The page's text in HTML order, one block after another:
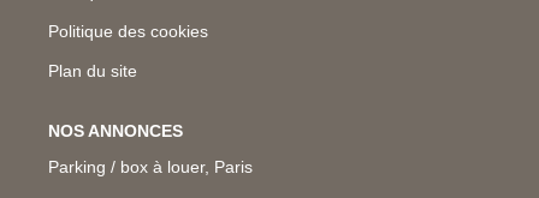
Politique des cookies
Plan du site
NOS ANNONCES
Parking / box à louer, Paris